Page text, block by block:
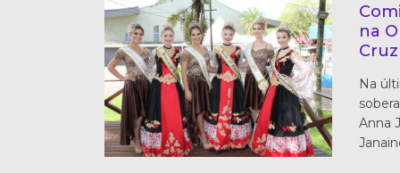
na
Na
Anna